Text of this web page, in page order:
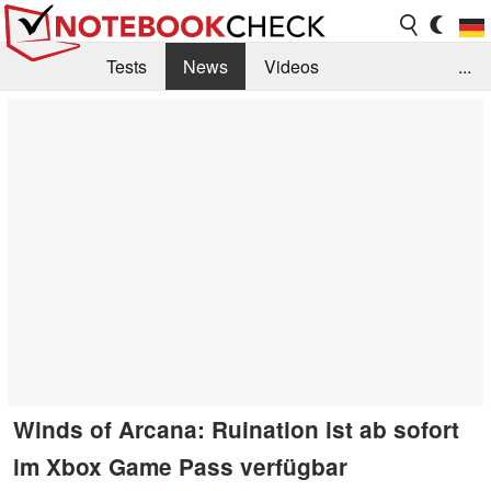
Tests News
Videos
...
Winds of Arcana: Ruination ist ab sofort
im Xbox Game Pass verfügbar